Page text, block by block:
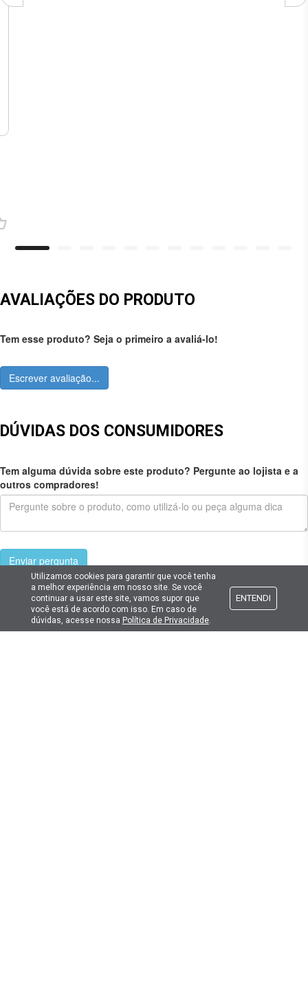
AVALIAÇÕES DO PRODUTO
Tem esse produto? Seja o primeiro a avaliá-lo!
Escrever avaliação...
DÚVIDAS DOS CONSUMIDORES
Tem alguma dúvida sobre este produto? Pergunte ao lojista e a
outros compradores!
Enviar pergunta
Cadastre seu e-mail
Utilizamos cookies para garantir que você tenha
a melhor experiência em nosso site. Se você
continuar a usar este site, vamos supor que
você está de acordo com isso. Em caso de
dúvidas, acesse nossa Política de Privacidade.
ENTENDI